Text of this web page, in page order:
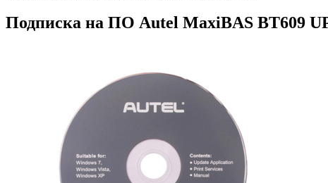
Подписка на ПО Autel MaxiBAS BT609